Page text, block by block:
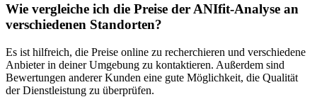
Wie vergleiche ich die Preise ​der ANIfit-Analyse an
verschiedenen Standorten?
Es ist‍ hilfreich, die Preise online zu recherchieren und verschiedene
Anbieter in deiner Umgebung zu kontaktieren. Außerdem ‌sind
Bewertungen anderer ⁤Kunden eine ‌gute Möglichkeit, die Qualität
der Dienstleistung zu ⁣überprüfen.